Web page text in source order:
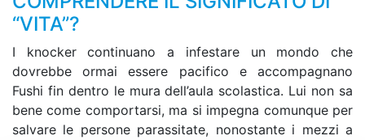
“VITA”?
I knocker continuano a infestare un mondo che
dovrebbe ormai essere pacifico e accompagnano
Fushi fin dentro le mura dell’aula scolastica. Lui non sa
bene come comportarsi, ma si impegna comunque per
salvare le persone parassitate, nonostante i mezzi a